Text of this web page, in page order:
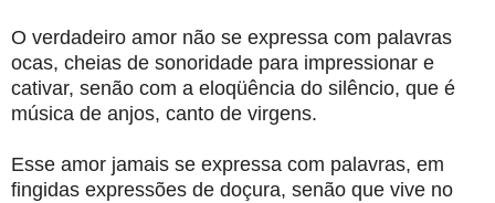
O verdadeiro amor não se expressa com palavras
ocas, cheias de sonoridade para impressionar e
cativar, senão com a eloqüência do silêncio, que é
música de anjos, canto de virgens.
Esse amor jamais se expressa com palavras, em
fingidas expressões de doçura, senão que vive no